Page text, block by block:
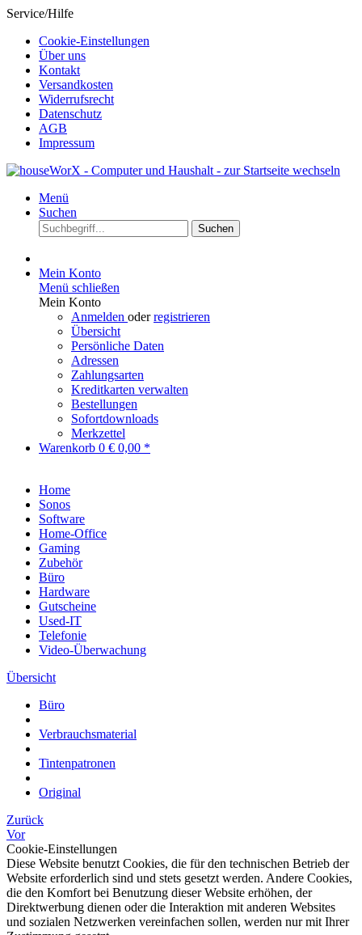
Service/Hilfe
Cookie-Einstellungen
Über uns
Kontakt
Versandkosten
Widerrufsrecht
Datenschutz
AGB
Impressum
Menü
Suchen
Suchen
Mein Konto
Menü schließen
Mein Konto
Anmelden oderregistrieren
Übersicht
Persönliche Daten
Adressen
Zahlungsarten
Kreditkarten verwalten
Bestellungen
Sofortdownloads
Merkzettel
Warenkorb 0 € 0,00 *
Home
Sonos
Software
Home-Office
Gaming
Zubehör
Büro
Hardware
Gutscheine
Used-IT
Telefonie
Video-Überwachung
Übersicht
Büro
Verbrauchsmaterial
Tintenpatronen
Original
Zurück
Vor
Cookie-Einstellungen
Diese Website benutzt Cookies, die für den technischen Betrieb der
Website erforderlich sind und stets gesetzt werden. Andere Cookies,
die den Komfort bei Benutzung dieser Website erhöhen, der
Direktwerbung dienen oder die Interaktion mit anderen Websites
und sozialen Netzwerken vereinfachen sollen, werden nur mit Ihrer